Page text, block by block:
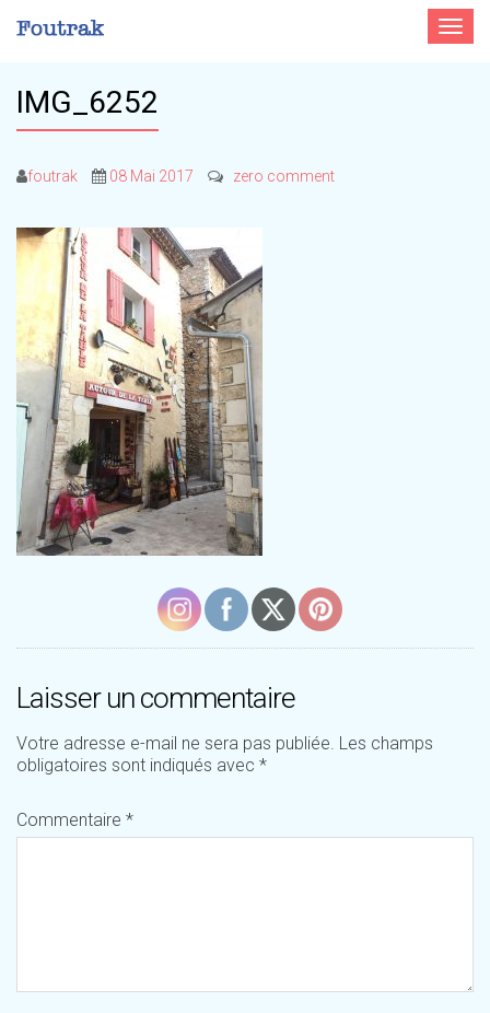
Toggle
IMG_6252
foutrak 08 Mai 2017 zero comment
Laisser un commentaire
Votre adresse e-mail ne sera pas publiée. Les champs
obligatoires sont indiqués avec *
Commentaire *